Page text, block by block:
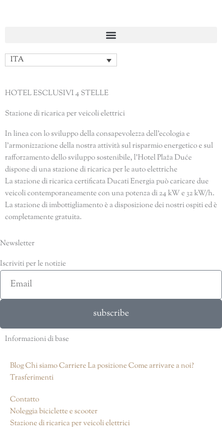
ITA
HOTEL ESCLUSIVI 4 STELLE
Stazione di ricarica per veicoli elettrici
In linea con lo sviluppo della consapevolezza dell’ecologia e
l’armonizzazione della nostra attività sul risparmio energetico e sul
rafforzamento dello sviluppo sostenibile, l’Hotel Plaža Duće
dispone di una stazione di ricarica per le auto elettriche
La stazione di ricarica certificata Ducati Energia può caricare due
veicoli contemporaneamente con una potenza di 24 kW e 32 kW/h.
La stazione di imbottigliamento è a disposizione dei nostri ospiti ed è
completamente gratuita.
Newsletter
Iscriviti per le notizie
Email
subscribe
Informazioni di base
BlogChi siamoCarriereLa posizioneCome arrivare a noi?
Trasferimenti
Contatto
Noleggia biciclette e scooter
Stazione di ricarica per veicoli elettrici